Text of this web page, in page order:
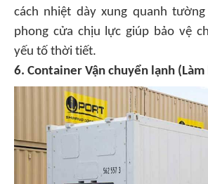
cách nhiệt dày xung quanh
phong cửa chịu lực giúp bảo vệ
yếu tố thời tiết.
6. Container Vận chuyển lạnh (Làm